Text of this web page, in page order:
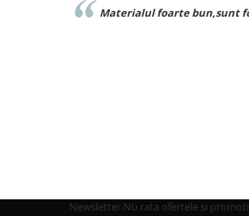
multumita Foarte buna
Newsletter Nu rata ofertele si